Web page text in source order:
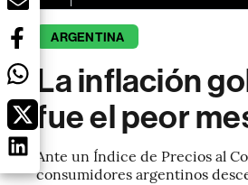
ARGENTINA
La inflación
fue el peor
Ante un Índice de Precios al
consumidores argentinos